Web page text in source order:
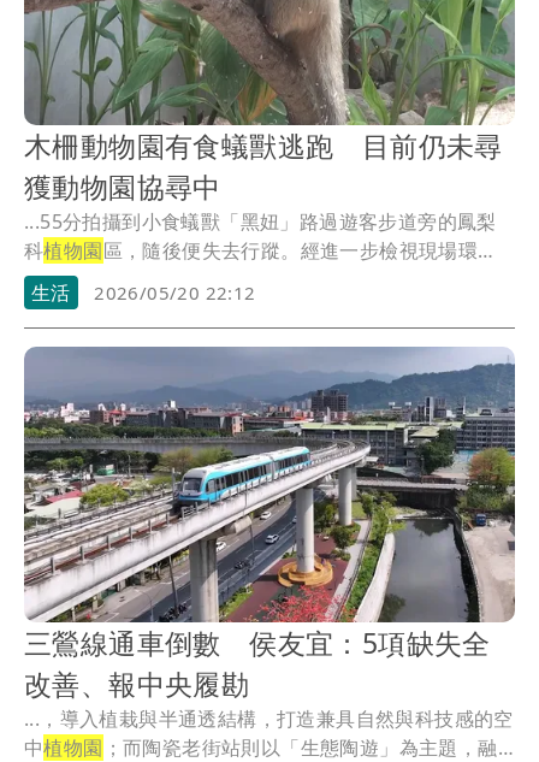
木柵動物園有食蟻獸逃跑 目前仍未尋
獲動物園協尋中
...55分拍攝到小食蟻獸「黑妞」路過遊客步道旁的鳳梨
科植物園區，隨後便失去行蹤。經進一步檢視現場環
境，研...
生活 2026/05/20 22:12
三鶯線通車倒數 侯友宜：5項缺失全
改善、報中央履勘
...，導入植栽與半通透結構，打造兼具自然與科技感的空
中植物園 ；而陶瓷老街站則以「生態陶遊」為主題，融